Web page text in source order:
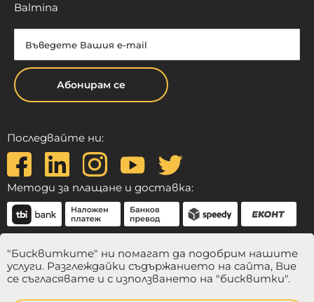
Balmina
Абонирам се
Последвайте ни:
Методи за плащане и доставка:
"Бисквитките" ни помагат да подобрим нашите
услуги. Разглеждайки съдържанието на сайта, Вие
се съгласявате и с използването на "бисквитки".